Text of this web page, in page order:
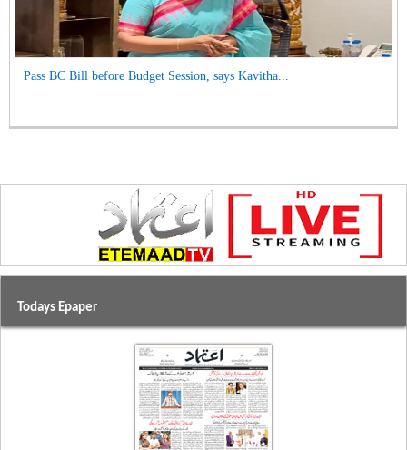
Pass BC Bill before Budget Session, says Kavitha...
Todays Epaper